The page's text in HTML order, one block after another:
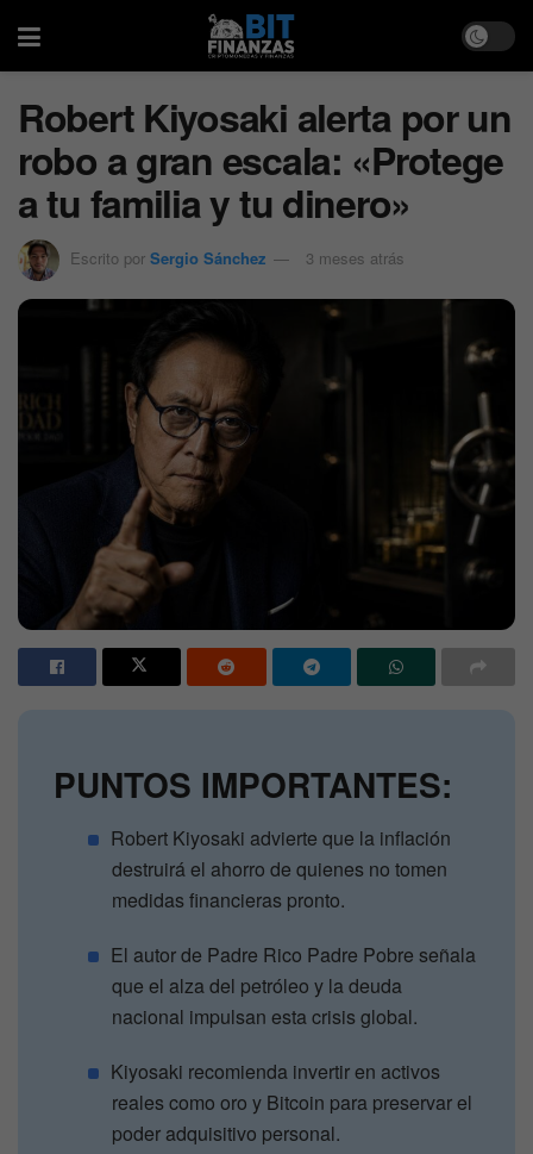
Robert Kiyosaki alerta por un
robo a gran escala: «Protege
a tu familia y tu dinero»
Escrito por Sergio Sánchez 3 meses atrás
PUNTOS IMPORTANTES:
Robert Kiyosaki advierte que la inflación
destruirá el ahorro de quienes no tomen
medidas financieras pronto.
El autor de Padre Rico Padre Pobre señala
que el alza del petróleo y la deuda
nacional impulsan esta crisis global.
Kiyosaki recomienda invertir en activos
reales como oro y Bitcoin para preservar el
poder adquisitivo personal.